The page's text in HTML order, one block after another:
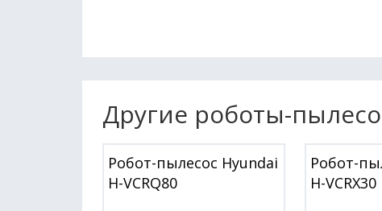
Другие роботы-
Робот-пылесос Hyundai
H-VCRQ80
Робот-
H-VCRX30